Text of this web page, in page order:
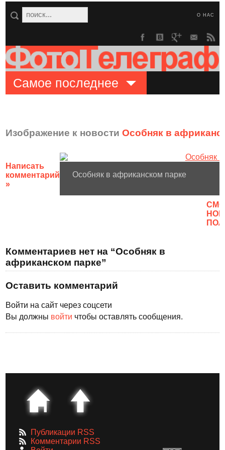
О НАС
Самое последнее
Изображение к новостиОсобняк в
Написать
комментарий
»
Особняк в африканском парке
Комментариев нет на “Особняк в
африканском парке”
Оставить комментарий
Войти на сайт через соцсети
Вы должны войти чтобы оставлять сообщения.
Публикации RSS
Комментарии RSS